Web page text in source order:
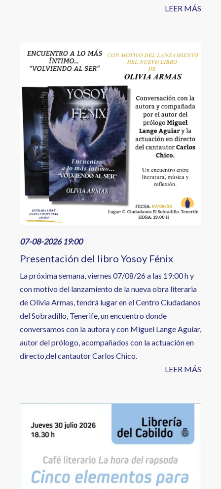
LEER MÁS
Image
07-08-2026 19:00
Presentación del libro Yosoy Fénix
La próxima semana, viernes 07/08/26 a las 19:00 h y
con motivo del lanzamiento de la nueva obra literaria
de Olivia Armas, tendrá lugar en el Centro Ciudadanos
del Sobradillo, Tenerife, un encuentro donde
conversamos con la autora y con Miguel Lange Aguiar,
autor del prólogo, acompañados con la actuación en
directo,del cantautor Carlos Chico.
LEER MÁS